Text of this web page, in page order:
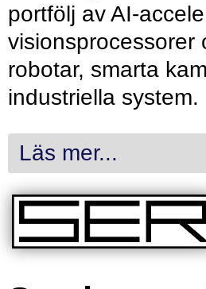
portfölj av AI-
visionsprocessorer
robotar, smarta
industriella system.
Läs mer...